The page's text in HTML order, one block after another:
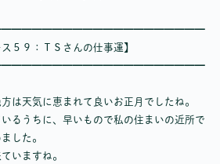
５９：ＴＳさんの仕事運】
は天気に恵まれて良いお正月でしたね。
るうちに、早いもので私の住まいの近所で
した。
いますね。